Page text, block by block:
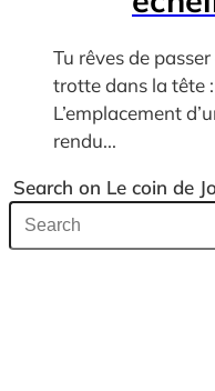
Tu rêves de
trotte dans la tête
L’emplacement
rendu...
Search on Le coin de